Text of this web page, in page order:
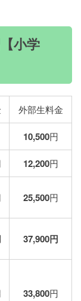
小学
外部生料金
10,500円
12,200円
25,500円
37,900円
33,800円